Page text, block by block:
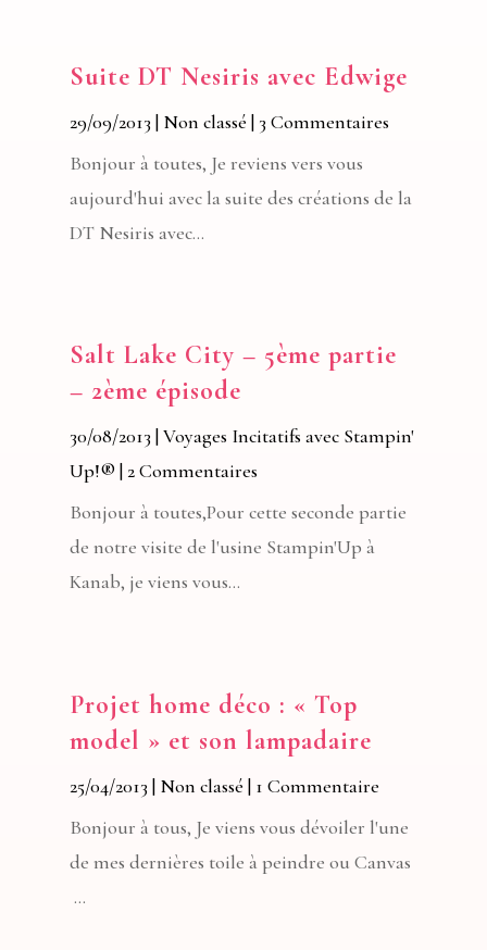
Suite DT Nesiris avec Edwige
29/09/2013 | Non classé | 3 Commentaires
Bonjour à toutes, Je reviens vers vous
aujourd'hui avec la suite des créations de la
DT Nesiris avec...
Salt Lake City – 5ème partie
– 2ème épisode
30/08/2013 |Voyages Incitatifs avec Stampin'
Up!® | 2 Commentaires
Bonjour à toutes,Pour cette seconde partie
de notre visite de l'usine Stampin'Up à
Kanab, je viens vous...
Projet home déco : « Top
model » et son lampadaire
25/04/2013 | Non classé | 1 Commentaire
Bonjour à tous, Je viens vous dévoiler l'une
de mes dernières toile à peindre ou Canvas
...